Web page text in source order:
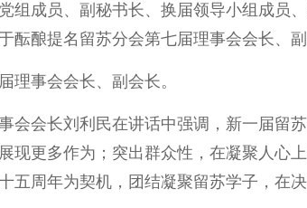
组成员、副秘书长、换届领导小组成员
酝酿提名留苏分会第七届理事会会长、
理事会会长、副会长。
会会长刘利民在讲话中强调，新一届留
现更多作为；突出群众性，在凝聚人心
五周年为契机，团结凝聚留苏学子，在